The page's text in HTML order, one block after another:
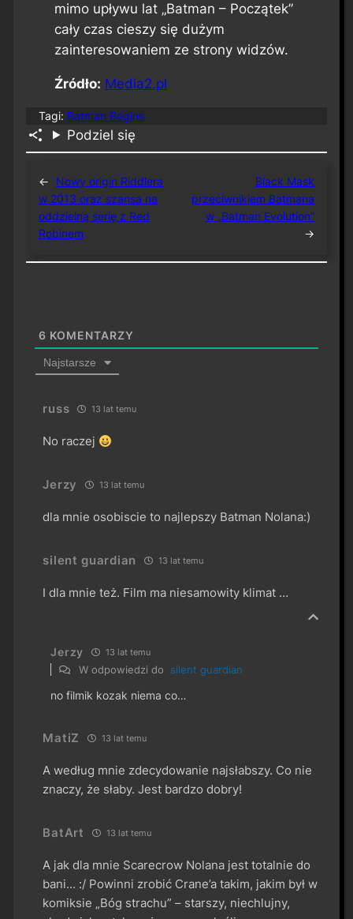
mimo upływu lat „Batman – Początek”
cały czas cieszy się dużym
zainteresowaniem ze strony widzów.
Źródło: Media2.pl
Tagi: Batman Begins
Podziel się
←
Nowy origin Riddlera
w 2013 oraz szansa na
oddzielną serię z Red
Robinem
Black Mask
przeciwnikiem Batmana
w „Batman Evolution”
→
6 KOMENTARZY
Najstarsze
russ 13 lat temu
No raczej
Jerzy 13 lat temu
dla mnie osobiscie to najlepszy Batman Nolana:)
silent guardian 13 lat temu
I dla mnie też. Film ma niesamowity klimat …
Jerzy 13 lat temu
W odpowiedzi do silent guardian
no filmik kozak niema co…
MatiZ 13 lat temu
A według mnie zdecydowanie najsłabszy. Co nie
znaczy, że słaby. Jest bardzo dobry!
BatArt 13 lat temu
A jak dla mnie Scarecrow Nolana jest totalnie do
bani… :/ Powinni zrobić Crane’a takim, jakim był w
komiksie „Bóg strachu” – starszy, niechlujny,